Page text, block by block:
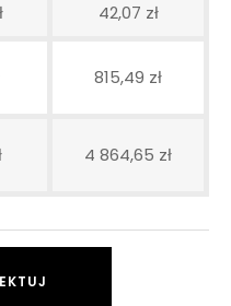
42,07 zł
815,49 zł
4 864,65 zł